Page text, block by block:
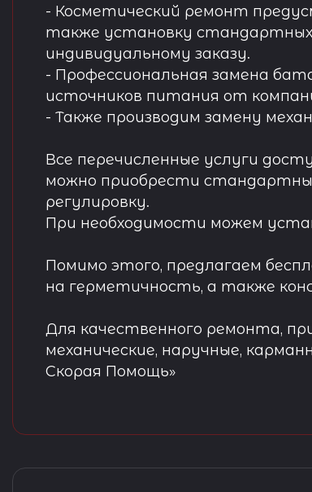
- Косметический ремонт
также установку
индивидуальному заказу.
- Профессиональная замена
источников питания от
- Также производим замену
Все перечисленные услуги
можно приобрести
регулировку.
При необходимости можем
Помимо этого, предлагаем
на герметичность, а также
Для качественного ремонта,
механические, наручные,
Скорая Помощь»